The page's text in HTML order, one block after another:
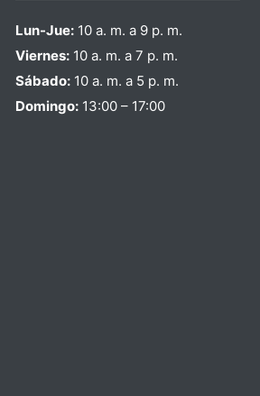
Lun-Jue: 10 a. m. a 9 p. m.
Viernes: 10 a. m. a 7 p. m.
Sábado: 10 a. m. a 5 p. m.
Domingo: 13:00 – 17:00